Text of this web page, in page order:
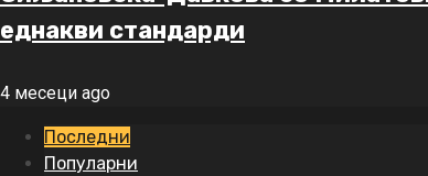
еднакви стандарди
4 месеци ago
Последни
Популарни